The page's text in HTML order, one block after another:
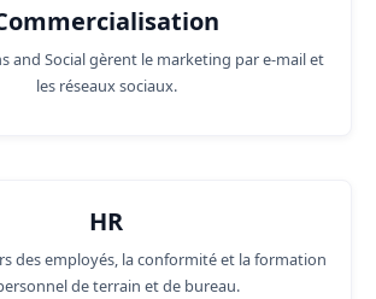
and Social gèrent le marketing par e-mail et
les réseaux sociaux.
HR
des employés, la conformité et la formation
de terrain et de bureau.